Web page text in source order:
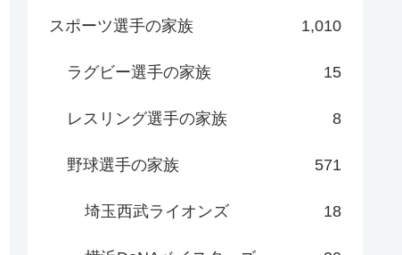
スポーツ選手の家族 1,010
ラグビー選手の家族 15
レスリング選手の家族 8
野球選手の家族 571
埼玉西武ライオンズ 18